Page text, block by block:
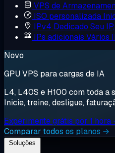
VPS de
ISO personalizada
IPv4 Dedicado Seu
IPs adicionais Vários
Novo
GPU VPS para cargas de IA
L4, L40S e H100 com toda a
Inicie, treine, desligue,
Experimente grátis por 1 hora
Comparar todos os planos →